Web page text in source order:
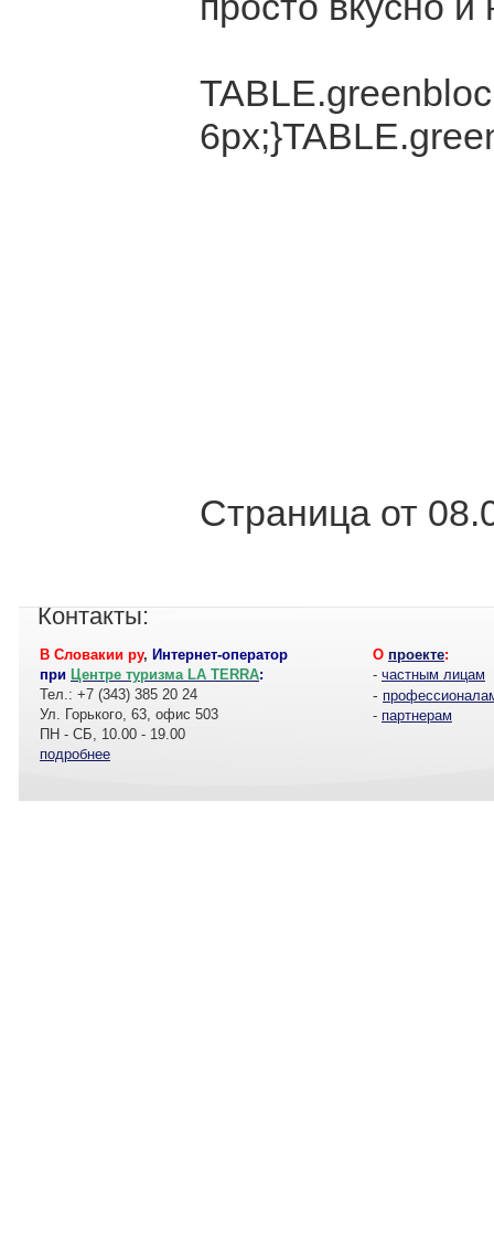
Страница от
Контакты:
В Словакии ру, Интернет-оператор
при Центре туризма LA TERRA:
Тел.: +7 (343) 385 20 24
Ул. Горького, 63, офис 503
ПН - СБ, 10.00 - 19.00
подробнее
О проекте:
- частным лицам
-
- партнерам